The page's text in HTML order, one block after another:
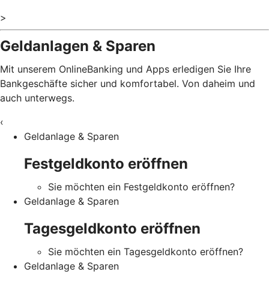
>
Geldanlagen & Sparen
Mit unserem OnlineBanking und Apps erledigen Sie Ihre
Bankgeschäfte sicher und komfortabel. Von daheim und
auch unterwegs.
‹
Geldanlage & Sparen
Festgeldkonto eröffnen
Sie möchten ein Festgeldkonto eröffnen?
Geldanlage & Sparen
Tagesgeldkonto eröffnen
Sie möchten ein Tagesgeldkonto eröffnen?
Geldanlage & Sparen